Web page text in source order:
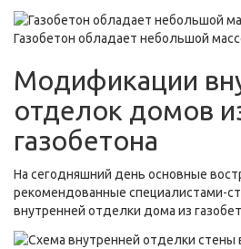
Газобетон обладает небольшой
Модификации
отделок домов
газобетона
На сегодняшний день основные
рекомендованные специалистами-
внутренней отделки дома из